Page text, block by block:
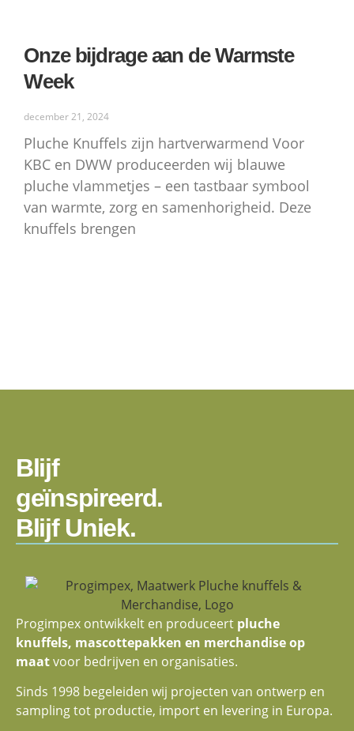
Onze bijdrage aan de Warmste
Week
december 21, 2024
Pluche Knuffels zijn hartverwarmend Voor
KBC en DWW produceerden wij blauwe
pluche vlammetjes – een tastbaar symbool
van warmte, zorg en samenhorigheid. Deze
knuffels brengen
Blijf
geïnspireerd.
Blijf Uniek.
Progimpex ontwikkelt en produceert pluche
knuffels, mascottepakken en merchandise op
maatvoor bedrijven en organisaties.
Sinds 1998 begeleiden wij projecten van ontwerp en
sampling tot productie, import en levering in Europa.